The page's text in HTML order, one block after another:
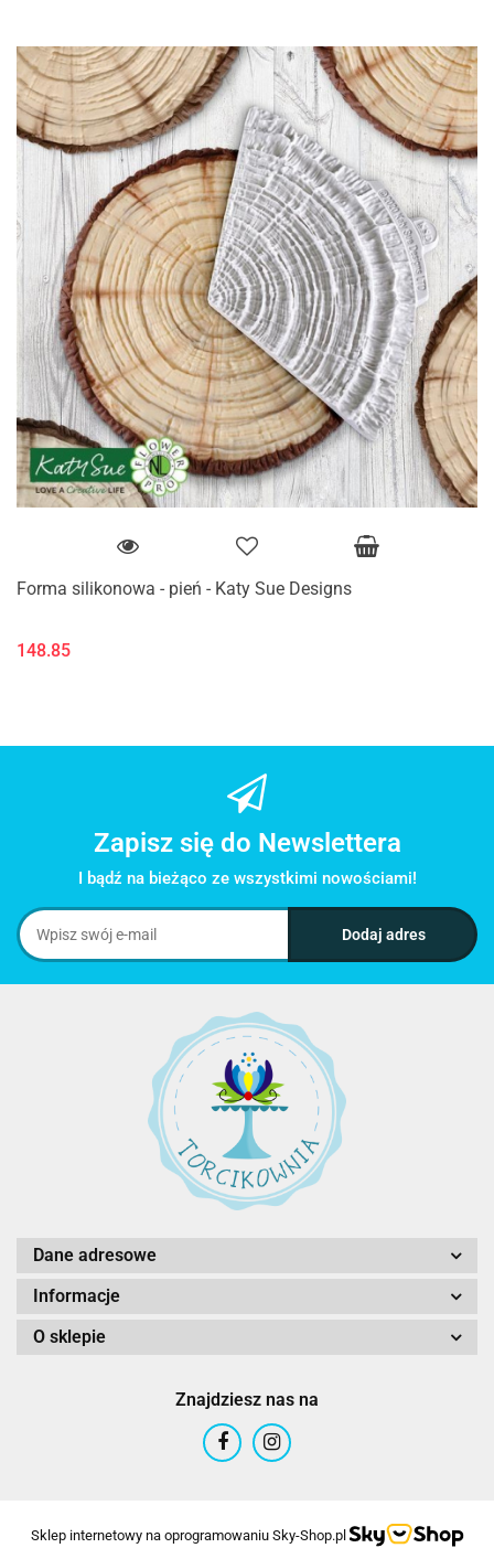
Forma silikonowa - pień - Katy Sue Designs
148.85
Zapisz się do Newslettera
I bądź na bieżąco ze wszystkimi nowościami!
Dane adresowe
Informacje
O sklepie
Znajdziesz nas na
Sklep internetowy na oprogramowaniu Sky-Shop.pl